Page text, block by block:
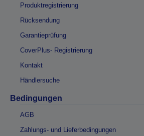
Produktregistrierung
Rücksendung
Garantieprüfung
CoverPlus- Registrierung
Kontakt
Händlersuche
Bedingungen
AGB
Zahlungs- und Lieferbedingungen